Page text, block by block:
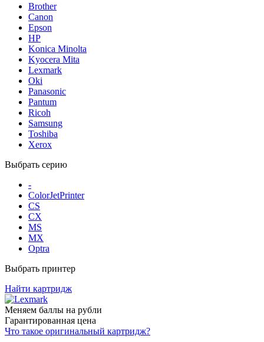
Brother
Canon
Epson
HP
Konica Minolta
Kyocera Mita
Lexmark
Oki
Panasonic
Pantum
Ricoh
Samsung
Toshiba
Xerox
Выбрать серию
-
ColorJetPrinter
CS
CX
MS
MX
Optra
Выбрать принтер
Найти картридж
Меняем баллы на рубли
Гарантированная цена
Что такое оригинальный картридж?